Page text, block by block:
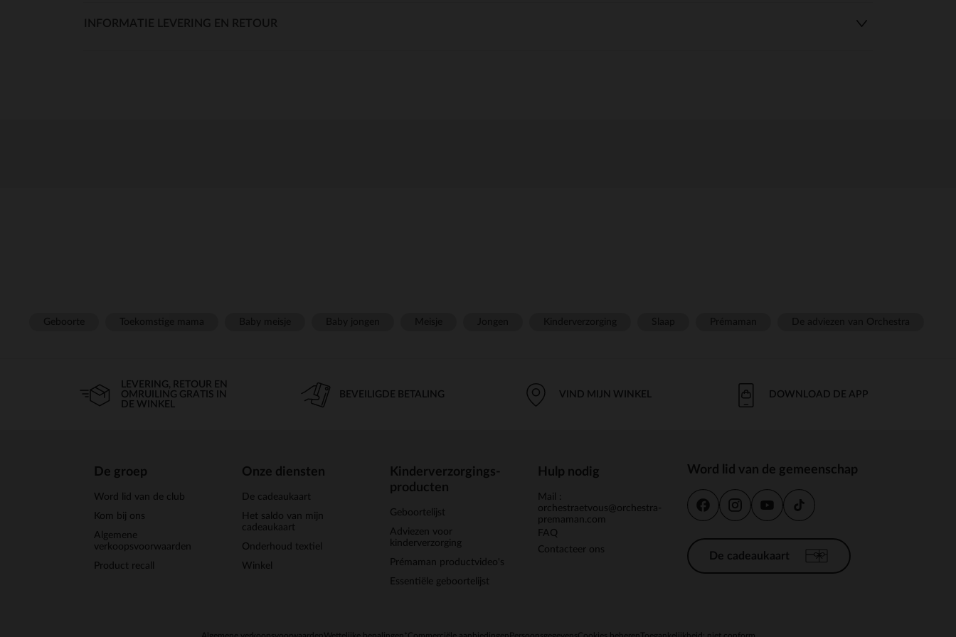
INFORMATIE LEVERING EN RETOUR
LEVERING, RETOUR EN
OMRUILING GRATIS IN
DE WINKEL
BEVEILIGDE BETALING VIND MIJN WINKEL DOWNLOAD DE APP
De groep
Word lid van de club
Kom bij ons
Algemene
verkoopsvoorwaarden
Product recall
Onze diensten
De cadeaukaart
Het saldo van mijn
cadeaukaart
Onderhoud textiel
Winkel
Kinderverzorgings-
producten
Geboortelijst
Adviezen voor
kinderverzorging
Prémaman productvideo's
Essentiële geboortelijst
Hulp nodig
Mail :
orchestraetvous@orchestra-
premaman.com
FAQ
Contacteer ons
Word lid van de gemeenschap
De cadeaukaart